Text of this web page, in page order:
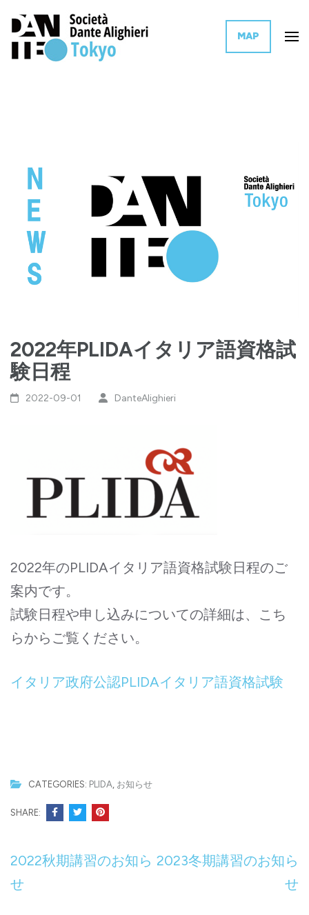
MAP
2022年PLIDAイタリア語資格試
験日程
2022-09-01 DanteAlighieri
2022年のPLIDAイタリア語資格試験日程のご
案内です。
試験日程や申し込みについての詳細は、こち
らからご覧ください。
イタリア政府公認PLIDAイタリア語資格試験
CATEGORIES: PLIDA, お知らせ
SHARE:
投
稿
2022秋期講習のお知ら
せ
2023冬期講習のお知ら
せ